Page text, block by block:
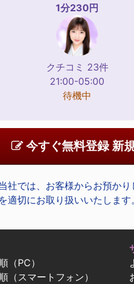
1分230円
クチコミ 23件
21:00-05:00
待機中
今すぐ無料登録 新
社では、お客様からお預か
を適切にお取り扱いいたします。
（PC）
（スマートフォン）